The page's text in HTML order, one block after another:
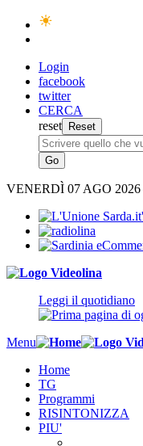
Login
facebook
twitter
CERCA
reset
VENERDÌ 07 AGO 2026
Leggi il quotidiano
Menu
Home
TG
Programmi
RISINTONIZZA
PIU'